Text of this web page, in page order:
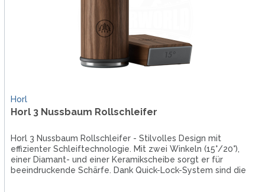
Horl
Horl 3 Nussbaum Rollschleifer
Horl 3 Nussbaum Rollschleifer - Stilvolles Design mit
effizienter Schleiftechnologie. Mit zwei Winkeln (15°/20°),
einer Diamant- und einer Keramikscheibe sorgt er für
beeindruckende Schärfe. Dank Quick-Lock-System sind die